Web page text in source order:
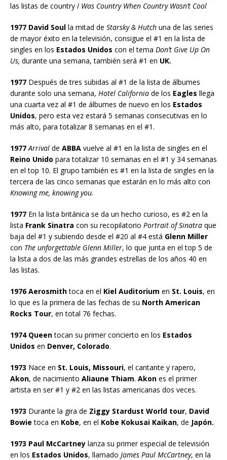
las listas de country I Was Country When Country Wasn’t Cool
1977 David Soul la mitad de Starsky & Hutch una de las series
de mayor éxito en la televisión, consigue el #1 en la lista de
singles en los Estados Unidos con el tema Don’t Give Up On
Us, durante una semana, también será #1 en UK.
1977 Después de tres subidas al #1 de la lista de álbumes
durante solo una semana, Hotel California de los Eagles llega
una cuarta vez al #1 de álbumes de nuevo en los Estados
Unidos, pero esta vez estará 5 semanas consecutivas en lo
más alto, para totalizar 8 semanas en el #1.
1977 Arrival de ABBA vuelve al #1 en la lista de singles en el
Reino Unido para totalizar 10 semanas en el #1 y 34 semanas
en el top 10. El grupo también es #1 en la lista de singles en la
tercera de las cinco semanas que estarán en lo más alto con
Knowing me, knowing you.
1977 En la lista británica se da un hecho curioso, es #2 en la
lista Frank Sinatra con su recopilatorio Portrait of Sinatra que
baja del #1 y subiendo desde el #20 al #4 está Glenn Miller
con The unforgettable Glenn Miller, lo que junta en el top 5 de
la lista a dos de las más grandes estrellas de los años 40 en
las listas.
1976 Aerosmithtoca en el Kiel Auditorium en St. Louis, en
lo que es la primera de las fechas de su North American
Rocks Tour, en total 76 fechas.
1974 Queentocan su primer concierto en los Estados
Unidos en Denver, Colorado.
1973 Nace en St. Louis, Missouri, el cantante y rapero,
Akon, de nacimiento Aliaune Thiam. Akon es el primer
artista en ser #1 y #2 en las listas americanas dos veces.
1973 Durante la gira de Ziggy Stardust World tour, David
Bowie toca en Kobe, en el Kobe Kokusai Kaikan, de Japón.
1973 Paul McCartney lanza su primer especial de televisión
en los Estados Unidos, llamado James Paul McCartney, en la